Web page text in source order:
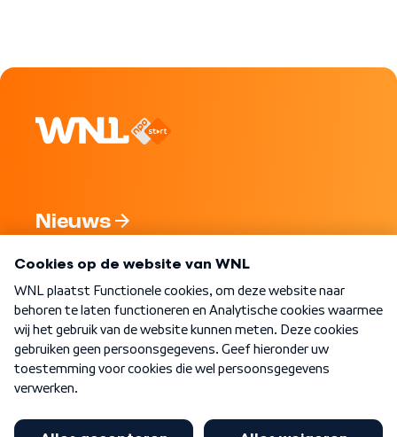
Nieuws
Nieuwsbrief
Word Lid